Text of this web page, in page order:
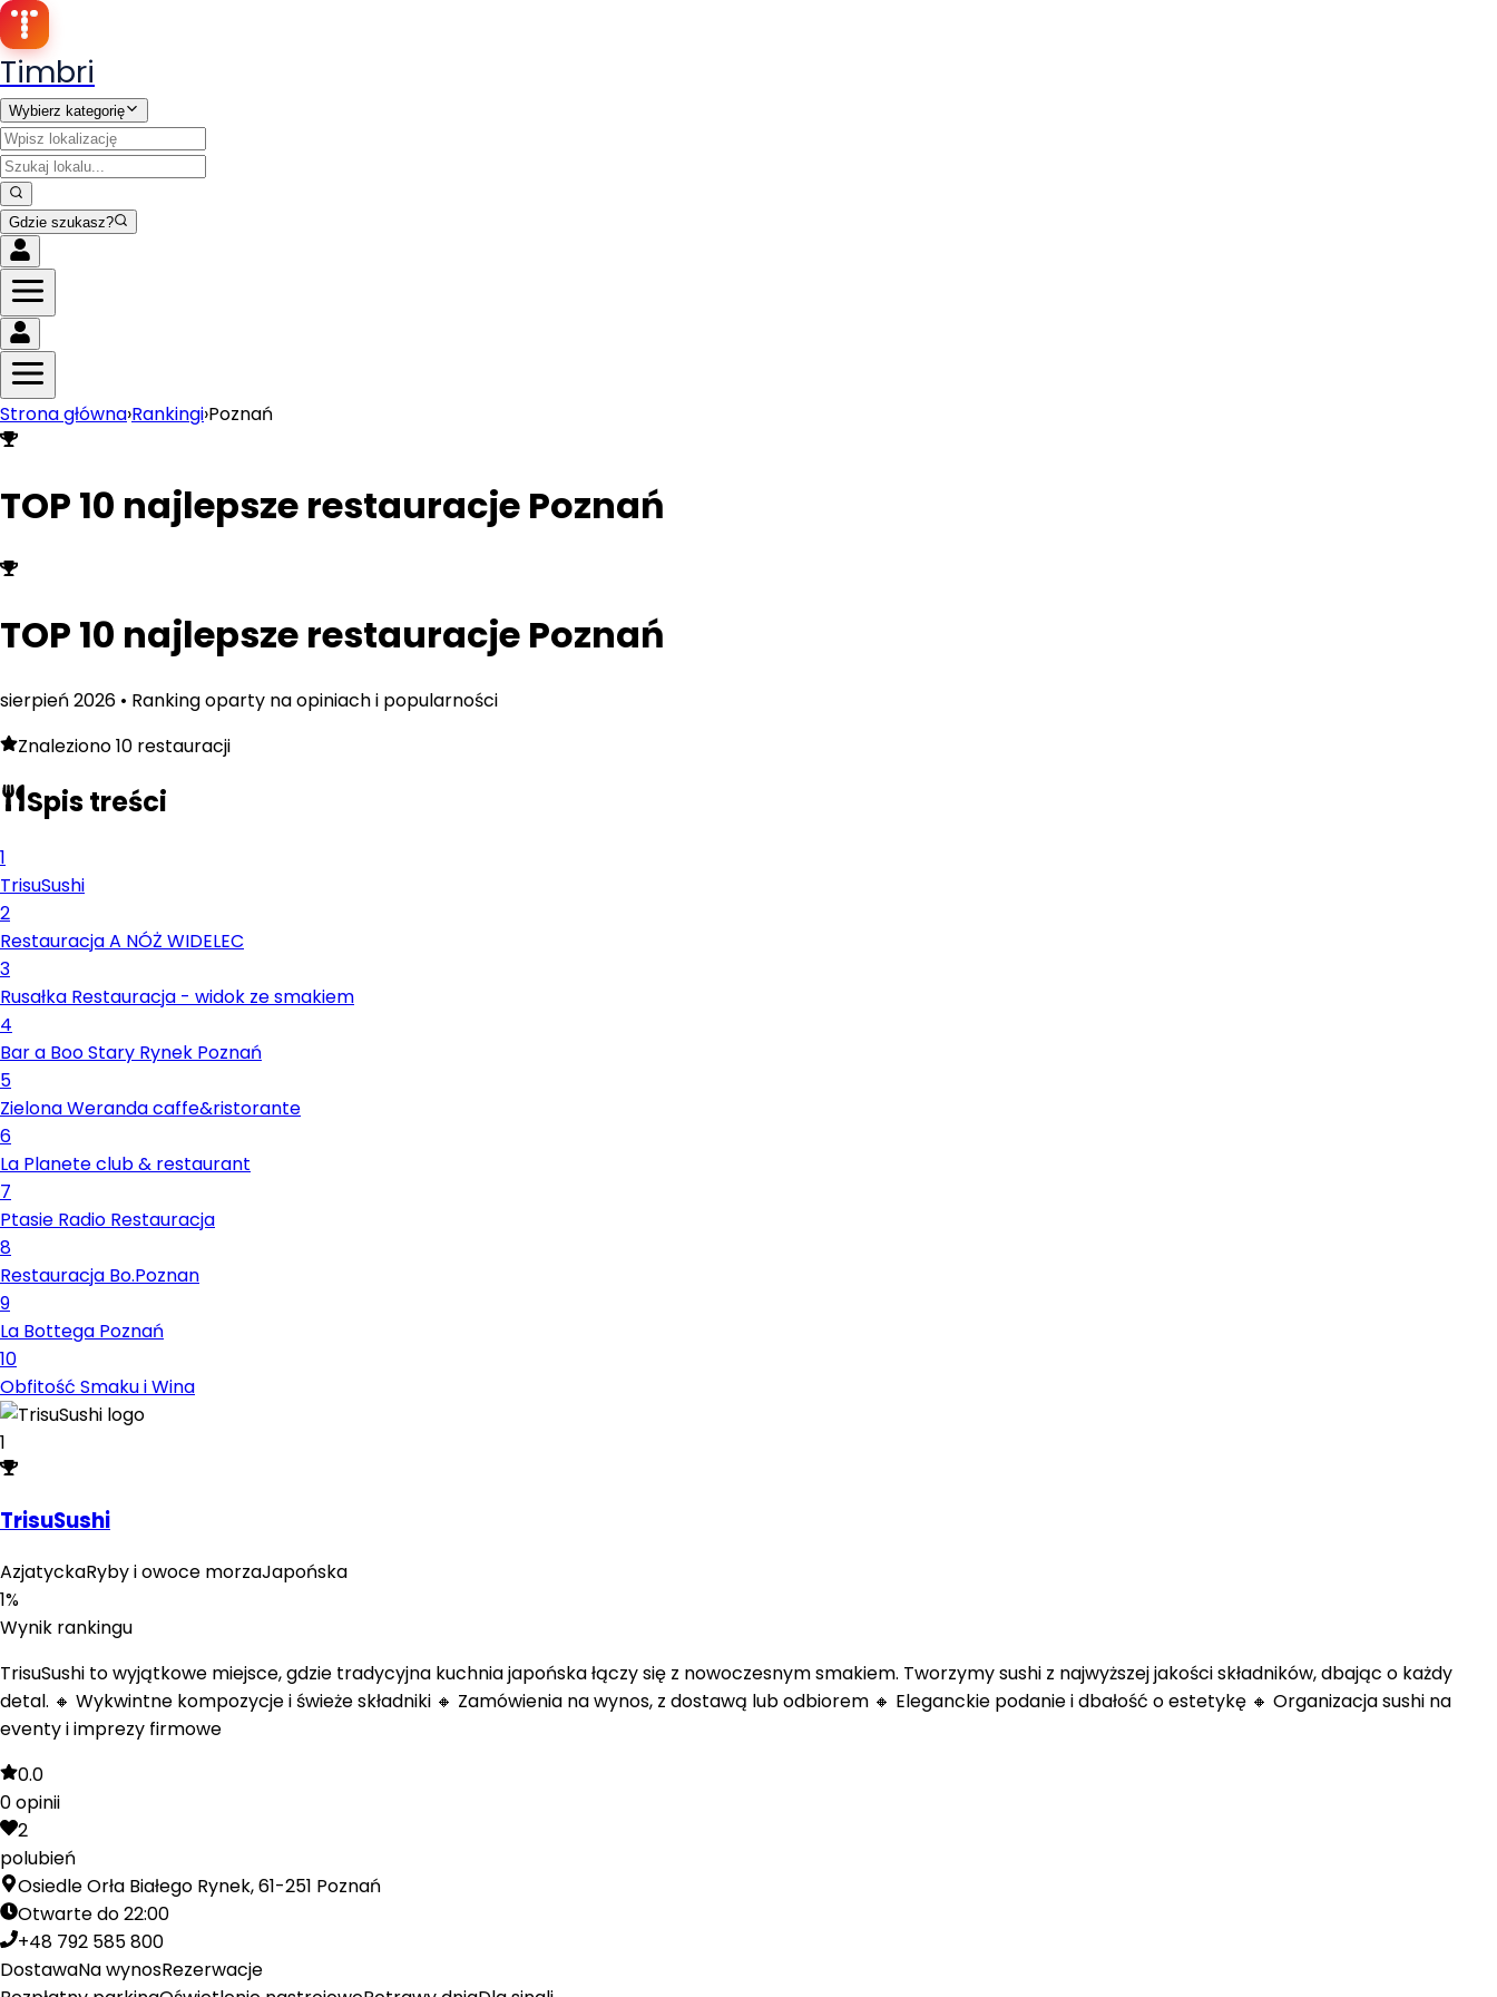
Timbri
Wybierz kategorię
Gdzie szukasz?
Strona główna›Rankingi›Poznań
TOP 10 najlepsze restauracje Poznań
TOP 10 najlepsze restauracje Poznań
sierpień2026 • Ranking oparty na opiniach i popularności
Znaleziono10 restauracji
Spis treści
1
TrisuSushi
2
Restauracja A NÓŻ WIDELEC
3
Rusałka Restauracja - widok ze smakiem
4
Bar a Boo Stary Rynek Poznań
5
Zielona Weranda caffe&ristorante
6
La Planete club & restaurant
7
Ptasie Radio Restauracja
8
Restauracja Bo.Poznan
9
La Bottega Poznań
10
Obfitość Smaku i Wina
1
TrisuSushi
AzjatyckaRyby i owoce morzaJapońska
1%
Wynik rankingu
TrisuSushi to wyjątkowe miejsce, gdzie tradycyjna kuchnia japońska łączy się z nowoczesnym smakiem. Tworzymy sushi z najwyższej jakości składników, dbając o każdy
detal. 🔸 Wykwintne kompozycje i świeże składniki 🔸 Zamówienia na wynos, z dostawą lub odbiorem 🔸 Eleganckie podanie i dbałość o estetykę 🔸 Organizacja sushi na
eventy i imprezy firmowe
0.0
0opinii
2
polubień
Osiedle Orła Białego Rynek, 61-251 Poznań
Otwarte do 22:00
+48 792 585 800
DostawaNa wynosRezerwacje